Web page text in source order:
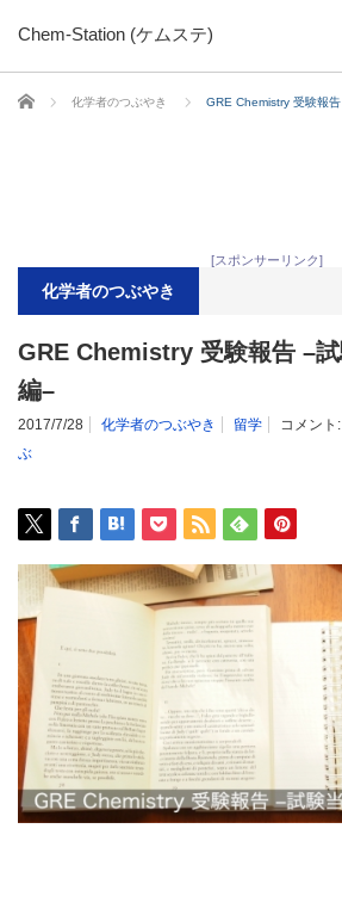
Chem-Station (ケムステ)
ホーム 化学者のつぶやき GRE Chemistry 受験報
[スポンサーリンク]
化学者のつぶやき
GRE Chemistry 受験報告 –試
編–
2017/7/28 化学者のつぶやき 留学 コメント:
ぶ